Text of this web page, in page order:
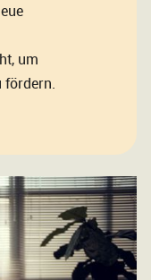
um
fördern.